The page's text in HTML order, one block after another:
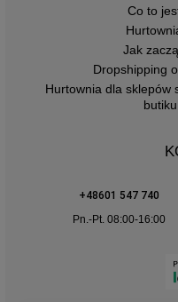
Co to
Jak
Dropshipping
Hurtownia dla sklepów
+48601 547 740
Pn.-Pt. 08:00-16:00